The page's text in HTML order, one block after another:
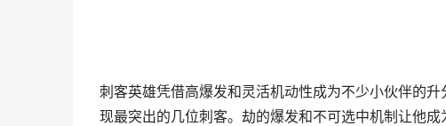
刺客英雄凭借高爆发和灵活机动性成为不少小伙伴的
现最突出的几位刺客。劫的爆发和不可选中机制让他